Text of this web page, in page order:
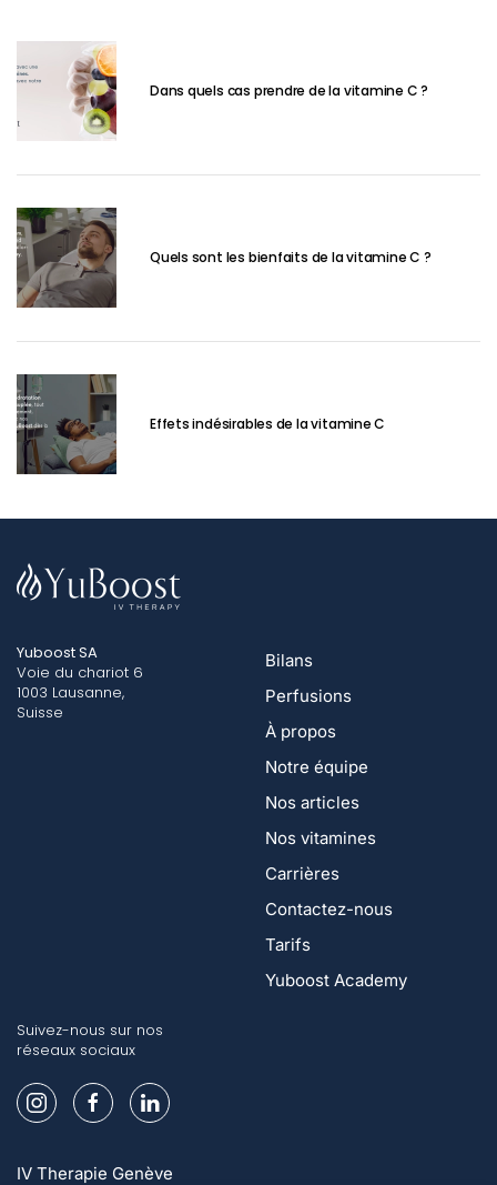
Dans quels cas prendre de la vitamine C ?
Quels sont les bienfaits de la vitamine C ?
Effets indésirables de la vitamine C
Yuboost SA
Voie du chariot 6
1003 Lausanne,
Suisse
Bilans
Perfusions
À propos
Notre équipe
Nos articles
Nos vitamines
Carrières
Contactez-nous
Tarifs
Yuboost Academy
Suivez-nous sur nos
réseaux sociaux
IV Therapie Genève